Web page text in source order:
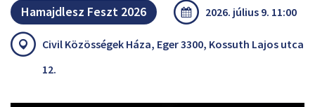
Hamajdlesz Feszt 2026 2026. július 9. 11:00
Civil Közösségek Háza, Eger 3300, Kossuth Lajos utca
12.